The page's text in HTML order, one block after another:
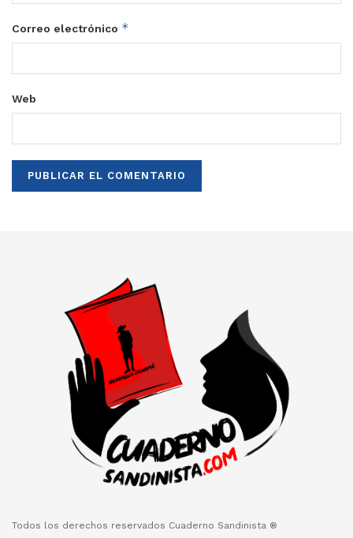
Correo electrónico *
Web
Todos los derechos reservados Cuaderno Sandinista ®